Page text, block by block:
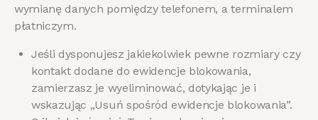
wymianę danych pomiędzy telefonem, a terminalem
płatniczym.
Jeśli dysponujesz jakiekolwiek pewne rozmiary czy
kontakt dodane do ewidencje blokowania,
zamierzasz je wyeliminować, dotykając je i
wskazując „Usuń spośród ewidencje blokowania”.